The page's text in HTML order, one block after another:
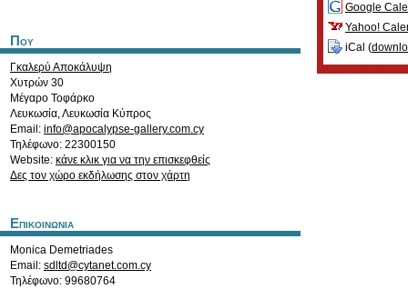
Που
Γκαλερύ Αποκάλυψη
Χυτρών 30
Μέγαρο Τοφάρκο
Λευκωσία,Λευκωσία Κύπρος
Email: info@apocalypse-gallery.com.cy
Τηλέφωνο: 22300150
Website: κάνε κλικ για να την επισκεφθείς
Δες τον χώρο εκδήλωσης στον χάρτη
Επικοινωνια
Monica Demetriades
Email: sdltd@cytanet.com.cy
Τηλέφωνο: 99680764
Google
Yahoo!
iCal (